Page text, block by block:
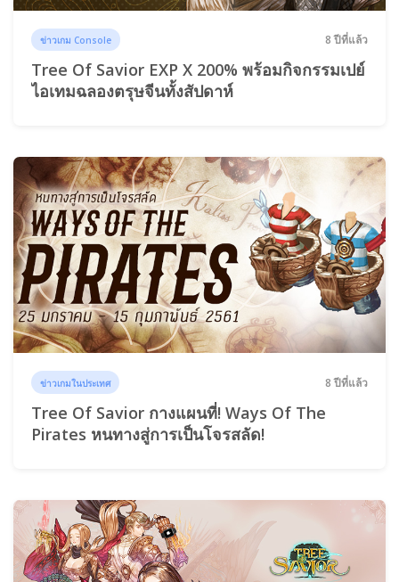
ข่าวเกม Console 8 ปีที่แล้ว
Tree Of Savior EXP X 200% พร้อมกิจกรรมเปย์
ไอเทมฉลองตรุษจีนทั้งสัปดาห์
ข่าวเกมในประเทศ 8 ปีที่แล้ว
Tree Of Savior กางแผนที่! Ways Of The
Pirates หนทางสู่การเป็นโจรสลัด!